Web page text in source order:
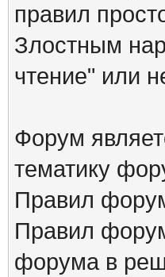
правил
Злостным
чтение" или
Форум
тематику
Правил
Правил
форума в